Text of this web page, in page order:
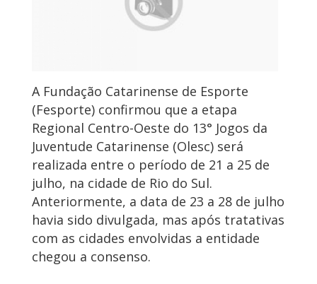
A Fundação Catarinense de Esporte
(Fesporte) confirmou que a etapa
Regional Centro-Oeste do 13° Jogos da
Juventude Catarinense (Olesc) será
realizada entre o período de 21 a 25 de
julho, na cidade de Rio do Sul.
Anteriormente, a data de 23 a 28 de julho
havia sido divulgada, mas após tratativas
com as cidades envolvidas a entidade
chegou a consenso.